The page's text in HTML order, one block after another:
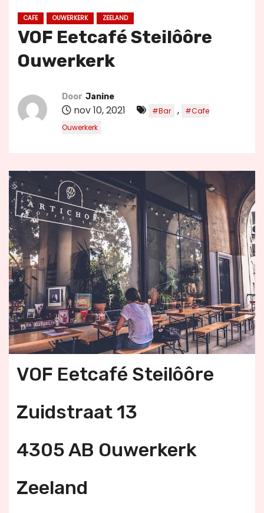
CAFE OUWERKERK ZEELAND
VOF Eetcafé Steilôôre
Ouwerkerk
Door Janine
nov 10, 2021 #Bar ,
#Cafe
Ouwerkerk
VOF Eetcafé Steilôôre
Zuidstraat 13
4305 AB Ouwerkerk
Zeeland